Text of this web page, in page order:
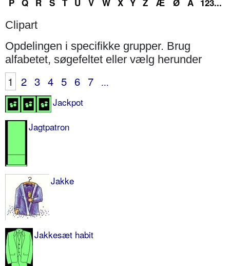
P Q R S T U V W X Y Z Æ Ø Å 123...
Clipart
Opdelingen i specifikke grupper. Brug
alfabetet, søgefeltet eller vælg herunder
1 2 3 4 5 6 7
...
Jackpot
Jagtpatron
Jakke
Jakkesæt habit